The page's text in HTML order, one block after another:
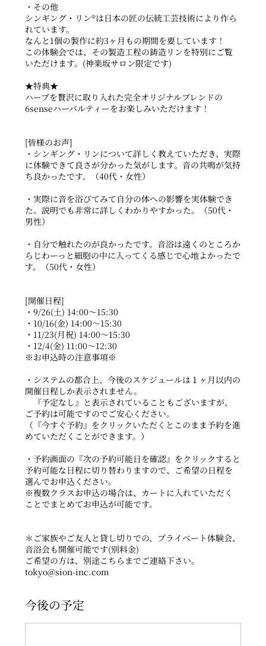
・その他
シンギング・リン®︎は日本の匠の伝統工芸技術により作ら
れています。
なんと1個の製作に約3ヶ月もの期間を要しています！
この体験会では、その製造工程の鋳造リンを特別にご覧
いただけます。(神楽坂サロン限定です)
★特典★
ハーブを贅沢に取り入れた完全オリジナルブレンドの
6senseハーバルティーをお楽しみいただけます！
[皆様のお声]
・シンギング・リンについて詳しく教えていただき、実際
に体験できて良さが分かった気がします。音の共鳴が気持
ち良かったです。（40代・女性）
・実際に音を浴びてみて自分の体への影響を実体験でき
た。説明でも非常に詳しくわかりやすかった。（50代・
男性）
・自分で触れたのが良かったです。音浴は遠くのところか
らじわーっと細胞の中に入ってくる感じで心地よかったで
す。（50代・女性）
[開催日程]
・9/26(土) 14:00～15:30
・10/16(金) 14:00～15:30
・11/23(月祝) 14:00～15:30
・12/4(金) 11:00～12:30
※お申込時の注意事項※
・システムの都合上、今後のスケジュールは１ヶ月以内の
開催日程しか表示されません。
『予定なし』と表示されていることもございますが、
ご予約は可能ですのでご安心ください。
（『今すぐ予約』をクリックいただくとこのまま予約を進
めていただくことができます。）
・予約画面の『次の予約可能日を確認』をクリックすると
予約可能な日程に切り替わりますので、ご希望の日程を
選んでお申込ください。
※複数クラスお申込の場合は、カートに入れていただく
ことでまとめてお申込が可能です。
＊ご家族やご友人と貸し切りでの、プライベート体験会、
音浴会も開催可能です(別料金)
ご希望の方は、別途こちらまでご連絡下さい。
tokyo@sion-inc.com
今後の予定